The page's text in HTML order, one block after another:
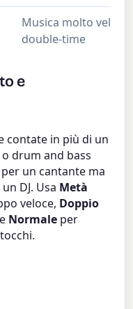
Musica molto
double-time
e
contate in più di un
drum and bass
un cantante ma
DJ. Usa Metà
veloce, Doppio
Normale per